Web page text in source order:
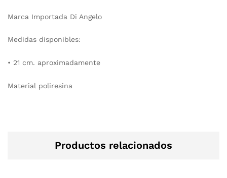
Marca Importada Di Angelo
Medidas disponibles:
• 21 cm. aproximadamente
Material poliresina
Productos relacionados